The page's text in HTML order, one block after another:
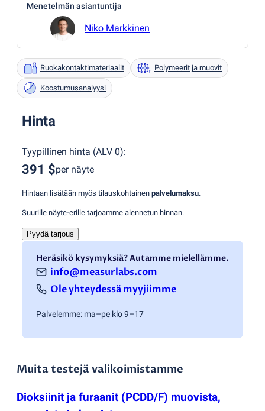
Menetelmän asiantuntija
Niko Markkinen
Ruokakontaktimateriaalit Polymeerit ja muovit
Koostumusanalyysi
Hinta
Tyypillinen hinta (ALV 0):
391 $per näyte
Hintaan lisätään myös tilauskohtainen palvelumaksu.
Suurille näyte-erille tarjoamme alennetun hinnan.
Pyydä tarjous
Heräsikö kysymyksiä? Autamme mielellämme.
info@measurlabs.com
Ole yhteydessä myyjiimme
Palvelemme: ma–pe klo 9–17
Muita testejä valikoimistamme
Dioksiinit ja furaanit (PCDD/F) muovista,